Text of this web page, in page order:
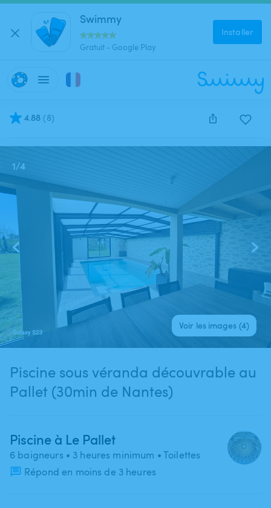
Swimmy
Gratuit - Google Play
Installer
4.88 (8)
1/4
Voir les images (4)
Piscine sous véranda découvrable au
Pallet (30min de Nantes)
Piscine à Le Pallet
6 baigneurs • 3 heures minimum • Toilettes
Répond en moins de 3 heures